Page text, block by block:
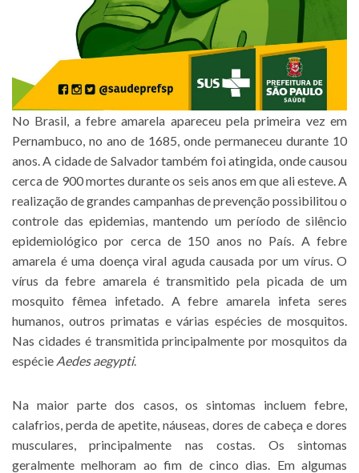
No Brasil, a febre amarela apareceu pela primeira vez em
Pernambuco, no ano de 1685, onde permaneceu durante 10
anos. A cidade de Salvador também foi atingida, onde causou
cerca de 900 mortes durante os seis anos em que ali esteve. A
realização de grandes campanhas de prevenção possibilitou o
controle das epidemias, mantendo um período de silêncio
epidemiológico por cerca de 150 anos no País. A febre
amarela é uma doença viral aguda causada por um vírus. O
vírus da febre amarela é transmitido pela picada de um
mosquito fêmea infetado. A febre amarela infeta seres
humanos, outros primatas e várias espécies de mosquitos.
Nas cidades é transmitida principalmente por mosquitos da
espécie Aedes aegypti.
Na maior parte dos casos, os sintomas incluem febre,
calafrios, perda de apetite, náuseas, dores de cabeça e dores
musculares, principalmente nas costas. Os sintomas
geralmente melhoram ao fim de cinco dias. Em algumas